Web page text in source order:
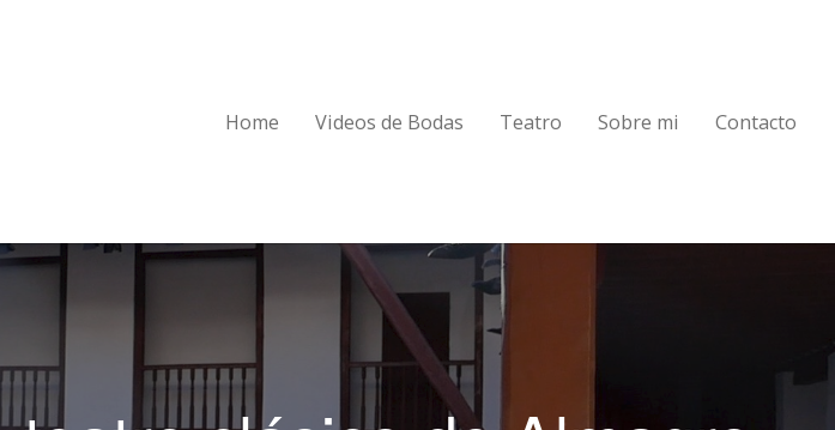
Home Videos de Bodas Teatro Sobre mi Contacto